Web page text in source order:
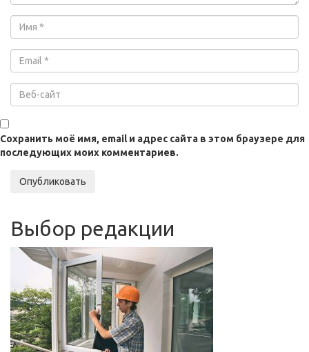
Сохранить моё имя, email и адрес сайта в этом браузере для
последующих моих комментариев.
Опубликовать
Выбор редакции